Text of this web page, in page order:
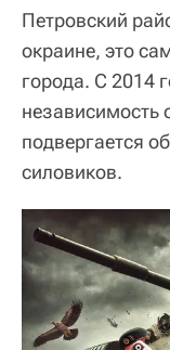
Петровский
окраине, это
города. С 2014
независимость
подвергается
силовиков.